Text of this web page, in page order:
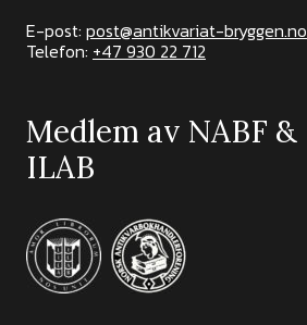
E-post: post@antikvariat-bryggen.no
Telefon: +47 930 22 712
Medlem av NABF &
ILAB